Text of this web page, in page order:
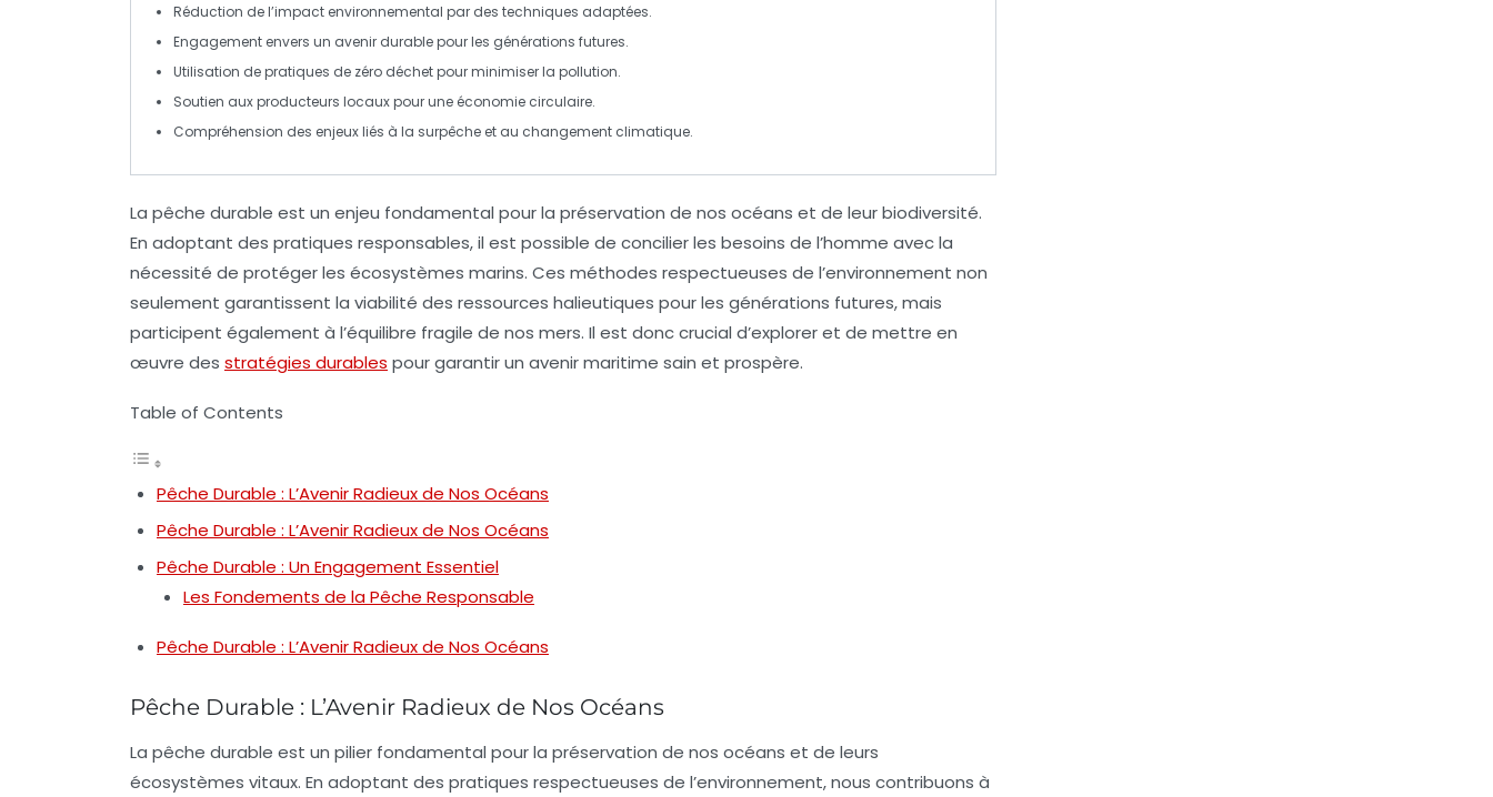
Réduction de l’impact environnemental par des techniques adaptées.
Engagement envers un avenir durablepour les générations futures.
Utilisation de pratiques de zéro déchetpour minimiser la pollution.
Soutien auxproducteurs locauxpour une économie circulaire.
Compréhension des enjeux liés à la surpêche et au changement climatique.
La pêche durable est un enjeu fondamental pour la préservation de nos océans et de leur biodiversité.
En adoptant des pratiques responsables, il est possible de concilier les besoins de l’homme avec la
nécessité de protéger les écosystèmes marins. Ces méthodes respectueuses de l’environnement non
seulement garantissent la viabilité des ressources halieutiques pour les générations futures, mais
participent également à l’équilibre fragile de nos mers. Il est donc crucial d’explorer et de mettre en
œuvre des stratégies durables pour garantir un avenir maritime sain et prospère.
Table of Contents
Pêche Durable : L’Avenir Radieux de Nos Océans
Pêche Durable : L’Avenir Radieux de Nos Océans
Pêche Durable : Un Engagement Essentiel
Les Fondements de la Pêche Responsable
Pêche Durable : L’Avenir Radieux de Nos Océans
Pêche Durable : L’Avenir Radieux de Nos Océans
La pêche durable est un pilier fondamental pour la préservation de nos océans et de leurs
écosystèmes vitaux. En adoptant des pratiques respectueuses de l’environnement, nous contribuons à